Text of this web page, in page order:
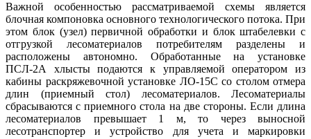
Важной особенностью рассматриваемой схемы является
блочная компоновка основного технологического потока. При
этом блок (узел) первичной обработки и блок штабелевки с
отгрузкой лесоматериалов потребителям разделены и
расположены автономно. Обработанные на установке
ПСЛ-2А хлысты подаются к управляемой оператором из
кабины раскряжевочной установке ЛО-15С со столом отмера
длин (приемный стол) лесоматериалов. Лесоматериалы
сбрасываются с приемного стола на две стороны. Если длина
лесоматериалов превышает 1 м, то через выносной
лесотранспортер и устройство для учета и маркировки